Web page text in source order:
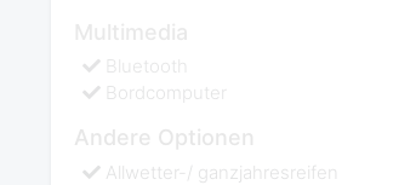
Bluetooth
Bordcomputer
Andere Optionen
Allwetter-/ ganzjahresreifen